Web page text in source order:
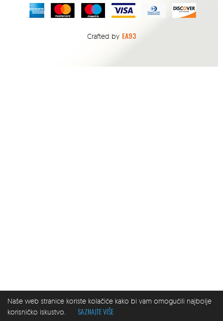
Naše web stranice koriste kolačiće kako bi vam omogućili najbolje
korisničko iskustvo.
SAZNAJTE VIŠE
Crafted by EA93